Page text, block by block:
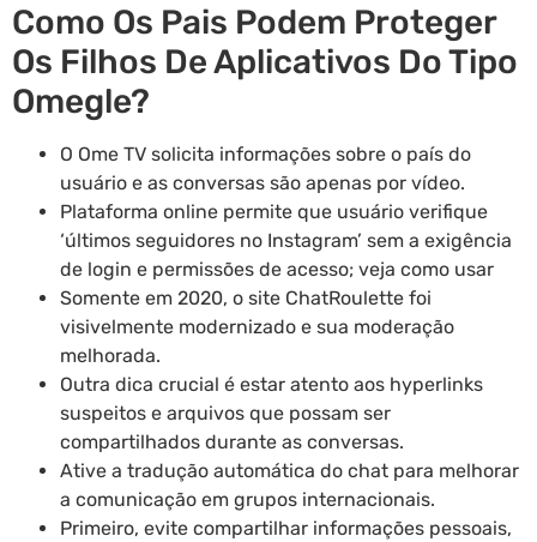
Como Os Pais Podem Proteger
Os Filhos De Aplicativos Do Tipo
Omegle?
O Ome TV solicita informações sobre o país do
usuário e as conversas são apenas por vídeo.
Plataforma online permite que usuário verifique
‘últimos seguidores no Instagram’ sem a exigência
de login e permissões de acesso; veja como usar
Somente em 2020, o site ChatRoulette foi
visivelmente modernizado e sua moderação
melhorada.
Outra dica crucial é estar atento aos hyperlinks
suspeitos e arquivos que possam ser
compartilhados durante as conversas.
Ative a tradução automática do chat para melhorar
a comunicação em grupos internacionais.
Primeiro, evite compartilhar informações pessoais,